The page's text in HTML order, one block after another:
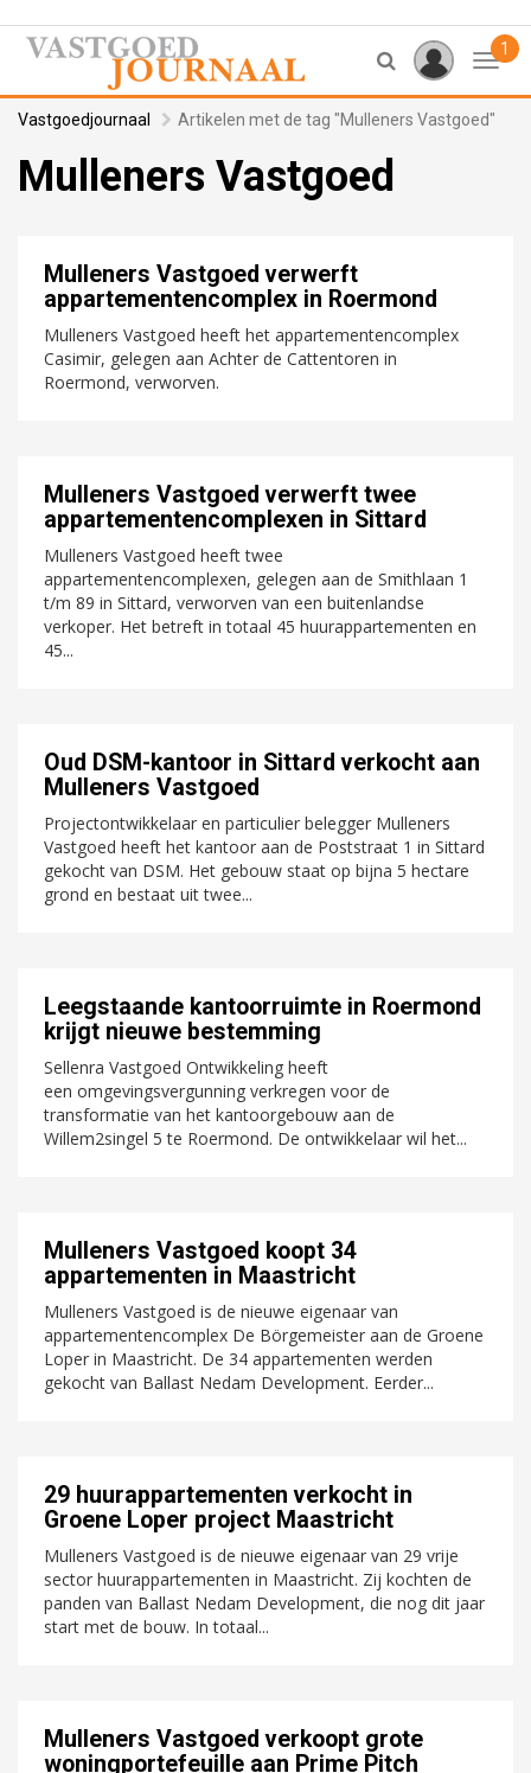
1
Vastgoedjournaal Artikelen met de tag "Mulleners Vastgoed"
Mulleners Vastgoed
Mulleners Vastgoed verwerft
appartementencomplex in Roermond
Mulleners Vastgoed heeft het appartementencomplex
Casimir, gelegen aan Achter de Cattentoren in
Roermond, verworven.
Mulleners Vastgoed verwerft twee
appartementencomplexen in Sittard
Mulleners Vastgoed heeft twee
appartementencomplexen, gelegen aan de Smithlaan 1
t/m 89 in Sittard, verworven van een buitenlandse
verkoper. Het betreft in totaal 45 huurappartementen en
45...
Oud DSM-kantoor in Sittard verkocht aan
Mulleners Vastgoed
Projectontwikkelaar en particulier belegger Mulleners
Vastgoed heeft het kantoor aan de Poststraat 1 in Sittard
gekocht van DSM. Het gebouw staat op bijna 5 hectare
grond en bestaat uit twee...
Leegstaande kantoorruimte in Roermond
krijgt nieuwe bestemming
Sellenra Vastgoed Ontwikkeling heeft
een omgevingsvergunning verkregen voor de
transformatie van het kantoorgebouw aan de
Willem2singel 5 te Roermond. De ontwikkelaar wil het...
Mulleners Vastgoed koopt 34
appartementen in Maastricht
Mulleners Vastgoed is de nieuwe eigenaar van
appartementencomplex De Börgemeister aan de Groene
Loper in Maastricht. De 34 appartementen werden
gekocht van Ballast Nedam Development. Eerder...
29 huurappartementen verkocht in
Groene Loper project Maastricht
Mulleners Vastgoed is de nieuwe eigenaar van 29 vrije
sector huurappartementen in Maastricht. Zij kochten de
panden van Ballast Nedam Development, die nog dit jaar
start met de bouw. In totaal...
Mulleners Vastgoed verkoopt grote
woningportefeuille aan Prime Pitch